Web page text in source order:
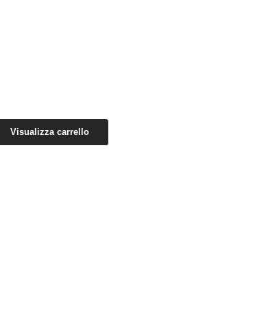
Visualizza carrello